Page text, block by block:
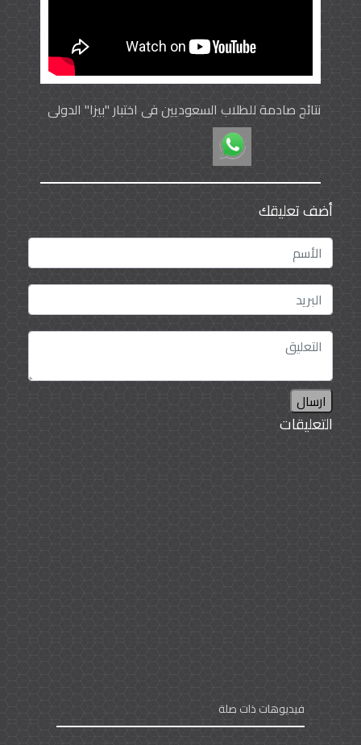
نتائج صادمة للطلاب السعوديين في اختبار "بيزا" الدولي
أضف تعليقك
ارسال
التعليقات
فيديوهات ذات صلة